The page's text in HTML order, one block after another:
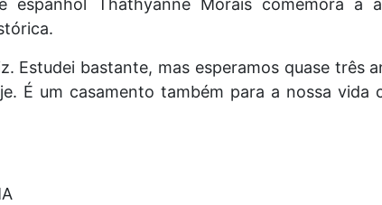
espanhol Thathyanne Morais comemora a
Estudei bastante, mas esperamos quase três
É um casamento também para a nossa vida